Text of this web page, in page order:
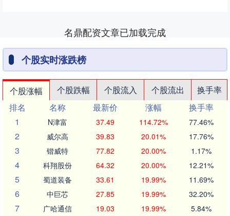
名鼎配资文章已加载完成
个股实时涨跌榜
个股涨幅 个股跌幅 个股流入 个股流出
换手率
排名
名称 最新价 涨幅
换手率
1
N津富 37.49 114.72% 77.46%
2 威尔高 39.83 20.01% 17.76%
3 锴威特 77.82 20.00% 1.17%
4 科翔股份 64.32 20.00% 12.21%
5 蜀道装备 33.61 19.99% 11.69%
6 中巨芯 27.85 19.99% 32.20%
7 广哈通信 19.03 19.99% 5.84%